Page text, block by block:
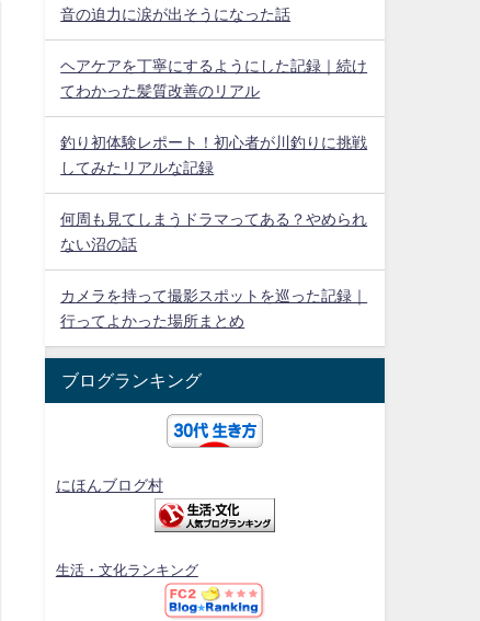
音の迫力に涙が出そうになった話
ヘアケアを丁寧にするようにした記録｜続け
てわかった髪質改善のリアル
釣り初体験レポート！初心者が川釣りに挑戦
してみたリアルな記録
何周も見てしまうドラマってある？やめられ
ない沼の話
カメラを持って撮影スポットを巡った記録｜
行ってよかった場所まとめ
ブログランキング
にほんブログ村
生活・文化ランキング